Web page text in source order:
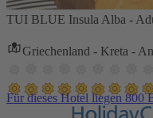
TUI BLUE Insula Alba -
Griechenland - Kreta -
Für dieses Hotel liegen 800